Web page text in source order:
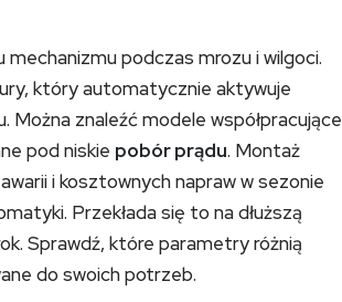
podczas mrozu i wilgoci.
który automatycznie aktywuje
znaleźć modele współpracujące
pod niskie pobór prądu. Montaż
i kosztownych napraw w sezonie
Przekłada się to na dłuższą
Sprawdź, które parametry różnią
do swoich potrzeb.